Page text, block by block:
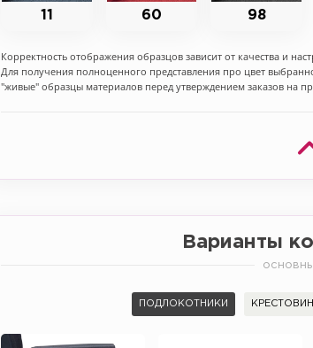
11 60 98
Корректность отображения образцов зависит от качества и
Для получения полноценного представления про цвет
"живые" образцы материалов перед утверждением заказов на
Варианты
ПОДЛОКОТНИКИ